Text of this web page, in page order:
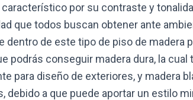
por su contraste y
que todos buscan obtener ante
dentro de este tipo de piso de madera
podrás conseguir madera dura, la
para diseño de exteriores, y madera
debido a que puede aportar un estilo